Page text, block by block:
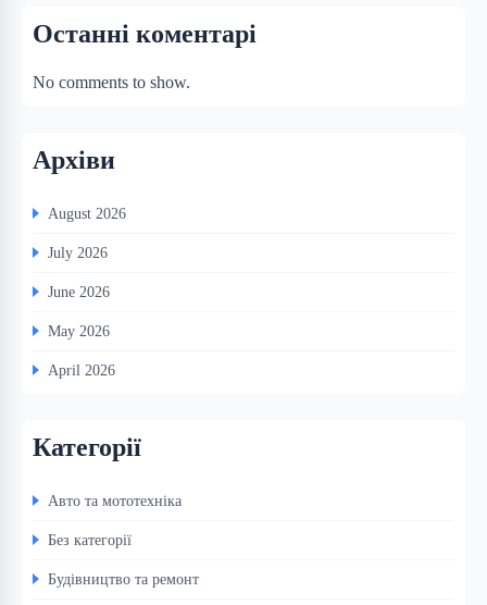
Останні коментарі
No comments to show.
Архіви
August 2026
July 2026
June 2026
May 2026
April 2026
Категорії
Авто та мототехніка
Без категорії
Будівництво та ремонт